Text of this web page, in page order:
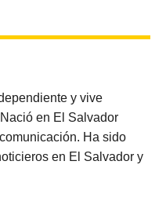
y vive
en El Salvador
Ha sido
en El Salvador y